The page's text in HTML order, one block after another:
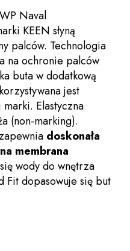
Naval
KEEN słyną
palców. Technologia
na ochronie palców
buta w dodatkową
jest
Elastyczna
(non-marking).
doskonała
membrana
wody do wnętrza
Fit dopasowuje się but